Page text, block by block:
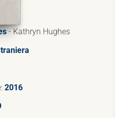
- Kathryn Hughes
2016